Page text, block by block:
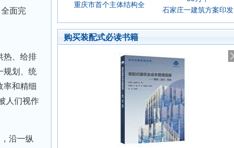
面完
热、给排
规划、统
率和精细
人们视作
沿一纵
重庆市首个主体结构全
石家庄一建筑方案印发
购买装配式必读书籍